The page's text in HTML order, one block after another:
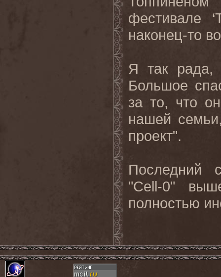
фестивале ‘
наконец-то
Я так рада
Большое
за то, что
нашей
проект".
Последний
"Cell-0"
полностью